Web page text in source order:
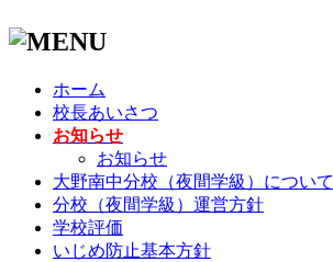
ホーム
校長あいさつ
お知らせ
お知らせ
大野南中分校（夜間学級）について
分校（夜間学級）運営方針
学校評価
いじめ防止基本方針